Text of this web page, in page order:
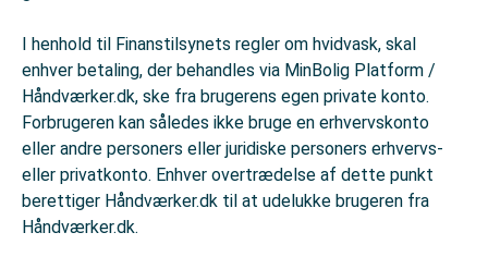
I henhold til Finanstilsynets regler om hvidvask, skal
enhver betaling, der behandles via MinBolig Platform /
Håndværker.dk, ske fra brugerens egen private konto.
Forbrugeren kan således ikke bruge en erhvervskonto
eller andre personers eller juridiske personers erhvervs-
eller privatkonto. Enhver overtrædelse af dette punkt
berettiger Håndværker.dk til at udelukke brugeren fra
Håndværker.dk.